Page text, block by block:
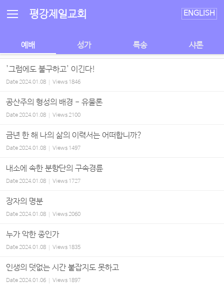
평강제일교회 ENGLISH
예배 성가 특송 샤론
'그럼에도 불구하고' 이긴다!
Date2024.01.08 Views 1846
공산주의 형성의 배경 - 유물론
Date2024.01.08 Views2100
금년 한 해 나의 삶의 이력서는 어떠합니까?
Date2024.01.08 Views 1497
내소에 속한 분향단의 구속경륜
Date2024.01.08 Views 1727
장자의 명분
Date2024.01.08 Views2060
누가 악한 종인가
Date2024.01.08 Views 1835
인생의 덧없는 시간 붙잡지도 못하고
Date2024.01.06 Views 1897